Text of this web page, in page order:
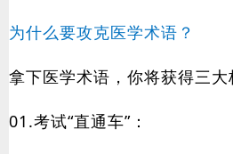
为什么要攻克医学术语？
拿下医学术语，你将获得三大
01.考试“直通车”：